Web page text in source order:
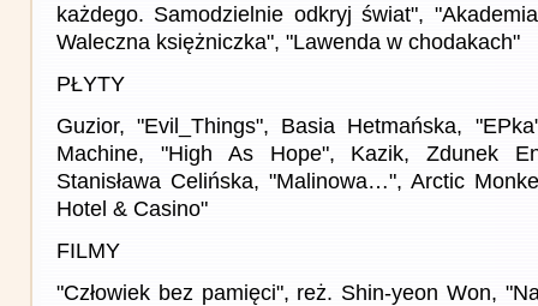
każdego. Samodzielnie odkryj świat",
Waleczna księżniczka", "Lawenda w chodakach"
PŁYTY
Guzior, "Evil_Things", Basia Hetmańska,
Machine, "High As Hope", Kazik, Zdunek
Stanisława Celińska, "Malinowa…", Arctic
Hotel & Casino"
FILMY
"Człowiek bez pamięci", reż. Shin-yeon Won,